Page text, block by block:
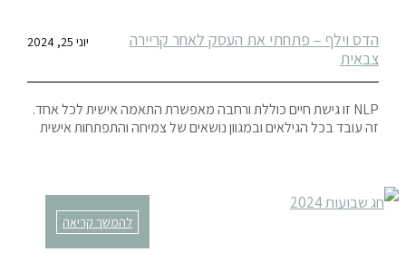
הדס וילף – פתחתי את העסק לאחר קריירה
צבאית
יוני 25, 2024
NLP זו גישת חיים כוללת ורחבה מאפשרת התאמה אישית לכל אחד.
זה עובד בכל הגילאים ובמגוון נושאים של צמיחה והתפתחות אישית
להמשך קריאה